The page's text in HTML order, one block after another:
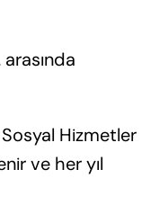
arasında
Hizmetler
ve her yıl